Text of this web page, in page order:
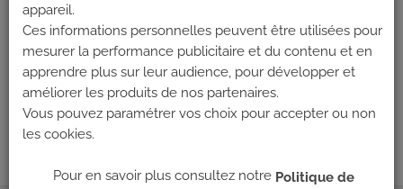
Les commentaires et les rétroliens sont actuellement fermés.
←Précédent
Suivant→
appareil.
Ces informations personnelles peuvent être utilisées pour
mesurer la performance publicitaire et du contenu et en
apprendre plus sur leur audience, pour développer et
améliorer les produits de nos partenaires.
Vous pouvez paramétrer vos choix pour accepter ou non
les cookies.
Pour en savoir plus consultez notre Politique de